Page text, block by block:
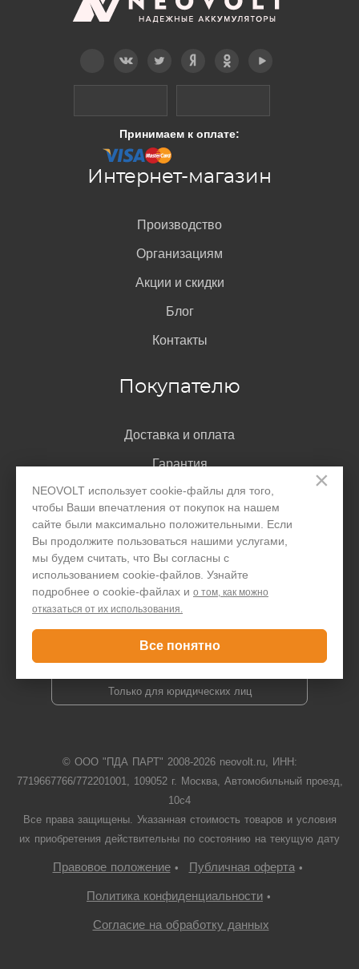
×
NEOVOLT использует cookie-файлы для того,
чтобы Ваши впечатления от покупок на нашем
сайте были максимально положительными. Если
Вы продолжите пользоваться нашими услугами,
мы будем считать, что Вы согласны с
использованием cookie-файлов. Узнайте
подробнее о cookie-файлах и о том, как можно
отказаться от их использования.
Все понятно
Принимаем к оплате:
Интернет-магазин
Производство
Организациям
Акции и скидки
Блог
Контакты
Покупателю
Доставка и оплата
Гарантия
Помощь
Договор-оферта
Написать директору
Задать вопрос
+7 495 646 1257
Только для юридических лиц
© ООО "ПДА ПАРТ" 2008-2026neovolt.ru, ИНН:
7719667766/772201001, 109052 г. Москва, Автомобильный проезд,
10с4
Все права защищены. Указанная стоимость товаров и условия
их приобретения действительны по состоянию на текущую дату
Правовое положение• Публичная оферта•
Политика конфиденциальности •
Согласие на обработку данных